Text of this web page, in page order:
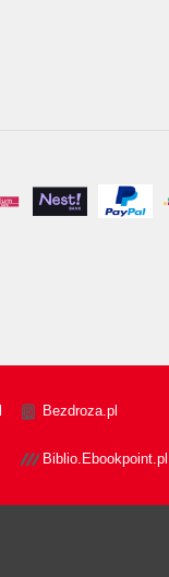
Bezdroza.pl
Biblio.Ebookpoint.pl